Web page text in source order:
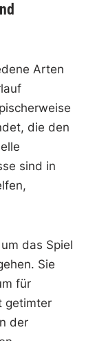
Arten
die den
sind in
das Spiel
Sie
für
getimter
der